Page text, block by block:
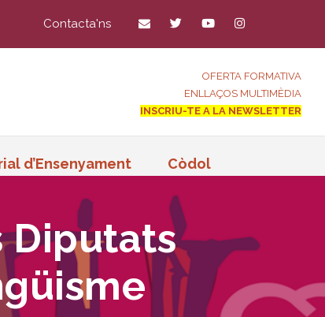
Contacta'ns
OFERTA FORMATIVA
ENLLAÇOS MULTIMÈDIA
INSCRIU-TE A LA NEWSLETTER
d’Ensenyament Còdol
Diputats